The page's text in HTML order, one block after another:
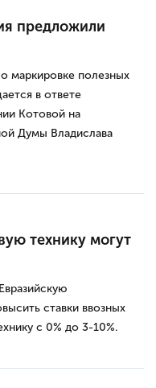
предложили
маркировке полезных
в ответе
Котовой на
Думы Владислава
технику могут
ставки ввозных
с 0% до 3-10%.